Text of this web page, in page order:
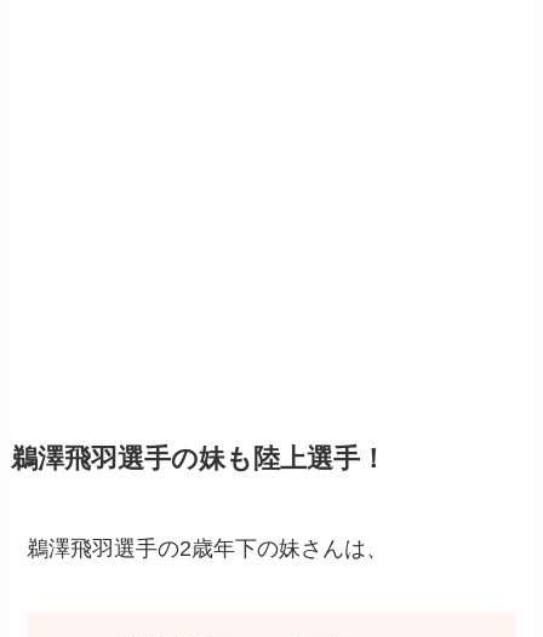
鵜澤飛羽選手の妹も陸上選手！
鵜澤飛羽選手の2歳年下の妹さんは、